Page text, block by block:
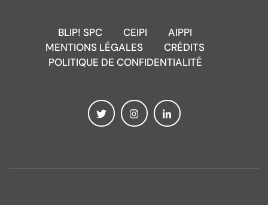
BLIP! SPC CEIPI
AIPPI
MENTIONS LÉGALES
CRÉDITS
POLITIQUE DE CONFIDENTIALITÉ